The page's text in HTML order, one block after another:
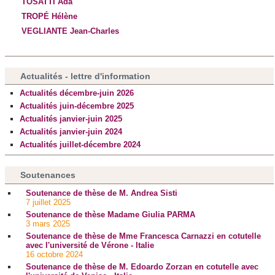
TROPÉ Hélène
VEGLIANTE Jean-Charles
Actualités - lettre d'information
Actualités décembre-juin 2026
Actualités juin-décembre 2025
Actualités janvier-juin 2025
Actualités janvier-juin 2024
Actualités juillet-décembre 2024
Soutenances
Soutenance de thèse de M. Andrea Sisti
7 juillet 2025
Soutenance de thèse Madame Giulia PARMA
3 mars 2025
Soutenance de thèse de Mme Francesca Carnazzi en cotutelle
avec l'université de Vérone - Italie
16 octobre 2024
Soutenance de thèse de M. Edoardo Zorzan en cotutelle avec